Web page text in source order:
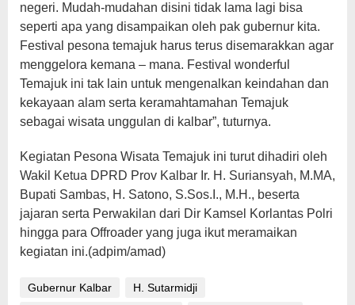
negeri. Mudah-mudahan disini tidak lama lagi bisa
seperti apa yang disampaikan oleh pak gubernur kita.
Festival pesona temajuk harus terus disemarakkan agar
menggelora kemana – mana. Festival wonderful
Temajuk ini tak lain untuk mengenalkan keindahan dan
kekayaan alam serta keramahtamahan Temajuk
sebagai wisata unggulan di kalbar”, tuturnya.
Kegiatan Pesona Wisata Temajuk ini turut dihadiri oleh
Wakil Ketua DPRD Prov Kalbar Ir. H. Suriansyah, M.MA,
Bupati Sambas, H. Satono, S.Sos.I., M.H., beserta
jajaran serta Perwakilan dari Dir Kamsel Korlantas Polri
hingga para Offroader yang juga ikut meramaikan
kegiatan ini.(adpim/amad)
Gubernur Kalbar
H. Sutarmidji